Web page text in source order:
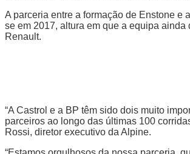
A parceria entre a formação de Enstone e
se em 2017, altura em que a equipa ainda
Renault.
“A Castrol e a BP têm sido dois muito
parceiros ao longo das últimas 100
Rossi, diretor executivo da Alpine.